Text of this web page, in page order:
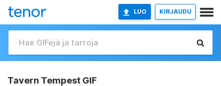
LUO KIRJAUDU
Tavern Tempest GIF